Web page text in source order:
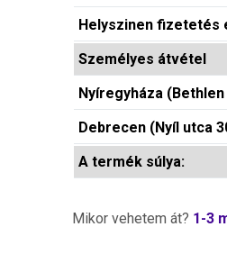
Helyszinen fizetetés
Személyes átvétel
Nyíregyháza (Bethlen
Debrecen (Nyíl utca
A termék súlya:
Mikor vehetem át? 1-3